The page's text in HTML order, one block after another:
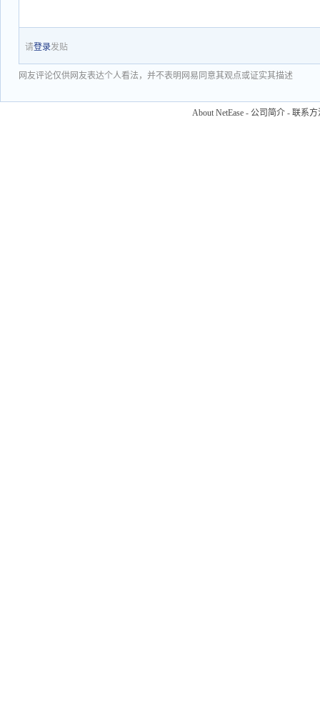
请登录发贴
网友评论仅供网友表达个人看法，并不表明网易同意其观点或证实其描述
About NetEase - 公司简介 - 联系方